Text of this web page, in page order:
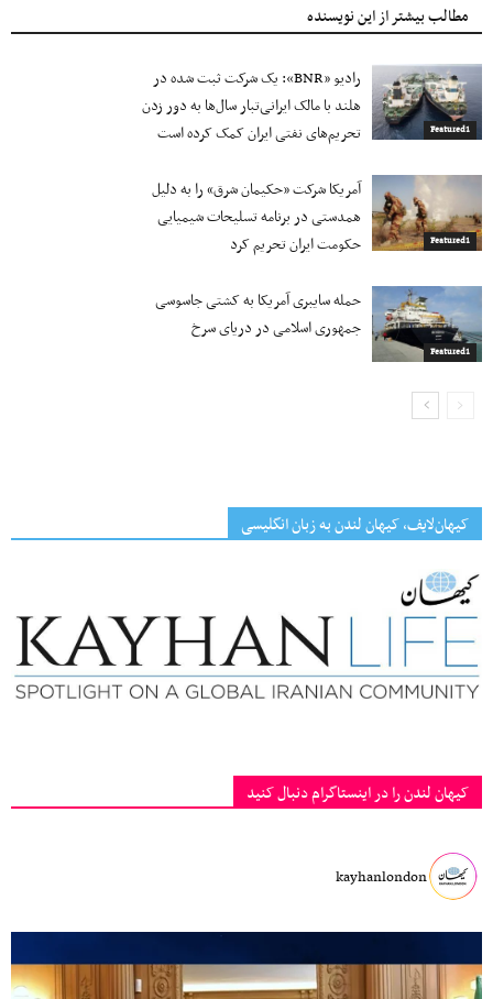
مطالب بیشتر از این نویسنده
Featured1
رادیو «BNR»: یک شرکت ثبت شده در
هلند با مالک ایرانی‌تبار سال‌ها به دور زدن
تحریم‌های نفتی ایران کمک کرده است
Featured1
آمریکا شرکت «حکیمان شرق» را به دلیل
همدستی در برنامه تسلیحات شیمیایی
حکومت ایران تحریم کرد
Featured1
حمله سایبری آمریکا به کشتی جاسوسی
جمهوری اسلامی در دریای سرخ
کیهان‌لایف، کیهان لندن به زبان انگلیسی
کیهان لندن را در اینستاگرام دنبال کنید
kayhanlondon